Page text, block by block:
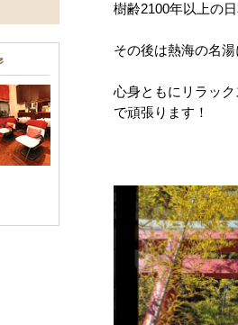
樹齢2100年以上の
その後は熱海の名
心身ともにリラッ
で頑張ります！